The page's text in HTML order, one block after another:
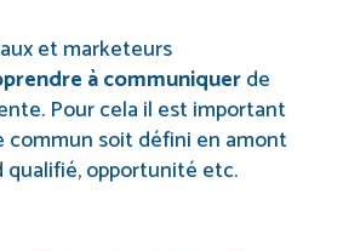
et marketeurs
à communiquerde
Pour cela il est important
commun soit défini en amont
qualifié, opportunité etc.